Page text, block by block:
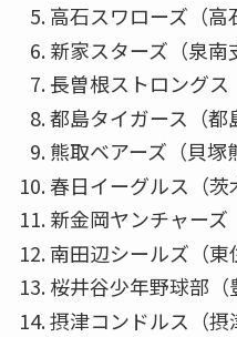
高石スワローズ（高
新家スターズ（泉南
長曽根ストロングス
都島タイガース（都
熊取ベアーズ（貝塚
春日イーグルス（茨
新金岡ヤンチャーズ
南田辺シールズ（東
桜井谷少年野球部（
摂津コンドルス（摂